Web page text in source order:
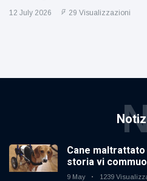
12 July 2026 29 Visualizzazioni
Cane
storia vi
9 May 1239